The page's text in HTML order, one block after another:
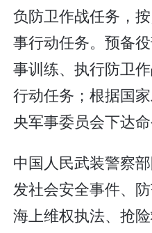
负防卫作战任务，
事行动任务。预备
事训练、执行防卫
行动任务；根据国
央军事委员会下达命
中国人民武装警察
发社会安全事件、
海上维权执法、抢